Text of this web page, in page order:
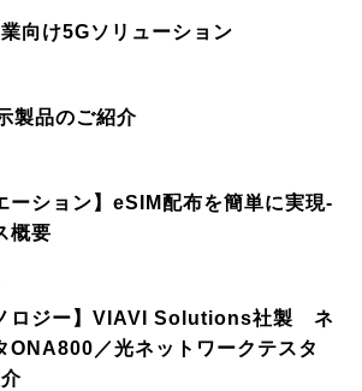
向け5Gソリューション
製品のご紹介
ーション】eSIM配布を簡単に実現-
概要
ノロジー】VIAVI Solutions社製 ネ
ONA800／光ネットワークテスタ